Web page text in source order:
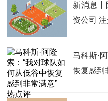
新消息
资公司
马科斯·
恢复感到